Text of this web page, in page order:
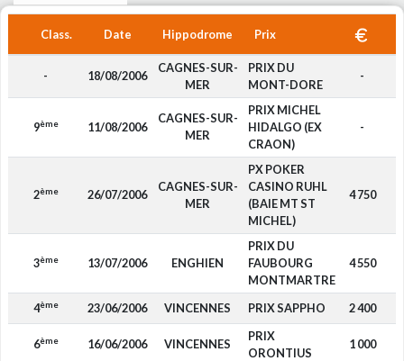
Class. Date Hippodrome Prix
- 18/08/2006
CAGNES-SUR-
MER
PRIX DU
MONT-DORE
-
9ème 11/08/2006
CAGNES-SUR-
MER
PRIX MICHEL
HIDALGO (EX
CRAON)
-
2ème 26/07/2006
CAGNES-SUR-
MER
PX POKER
CASINO RUHL
(BAIE MT ST
MICHEL)
4 750
3ème 13/07/2006 ENGHIEN
PRIX DU
FAUBOURG
MONTMARTRE
4 550
4ème 23/06/2006 VINCENNES PRIX SAPPHO 2 400
6ème 16/06/2006 VINCENNES
PRIX
ORONTIUS
1 000